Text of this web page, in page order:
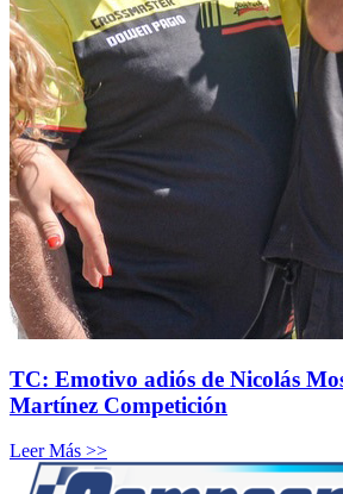
TC: Emotivo adiós de Nicolás
Martínez Competición
Leer Más >>